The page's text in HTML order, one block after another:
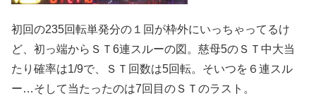
初回の235回転単発分の１回が枠外にいっちゃってるけ
ど、初っ端からＳＴ6連スルーの図。慈母5のＳＴ中大当
たり確率は1/9で、ＳＴ回数は5回転。そいつを６連スル
ー…そして当たったのは7回目のＳＴのラスト。